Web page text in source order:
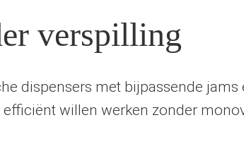
verspilling
dispensers met bijpassende
efficiënt willen werken zonder